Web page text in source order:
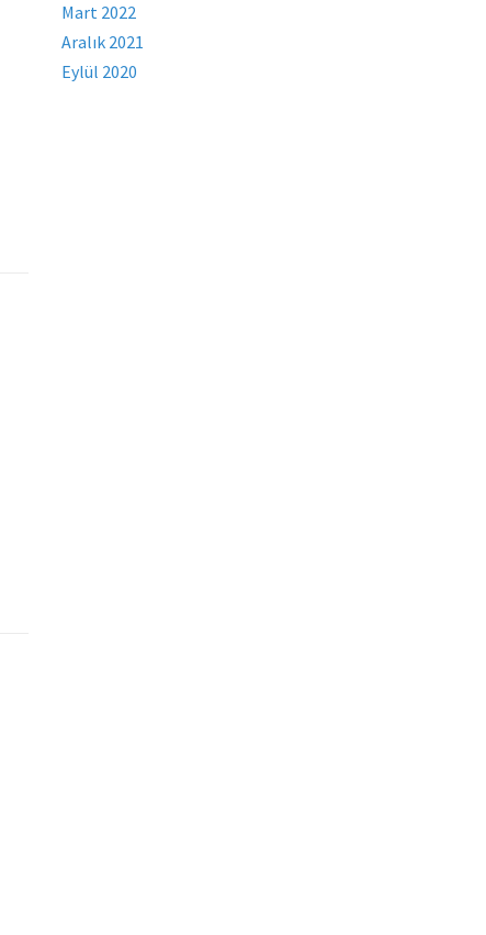
Mart 2022
Aralık 2021
Eylül 2020